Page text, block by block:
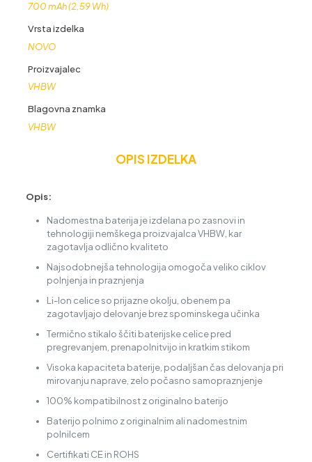
700 mAh (2,59 Wh)
Vrsta izdelka
NOVO
Proizvajalec
VHBW
Blagovna znamka
VHBW
OPIS IZDELKA
Opis:
Nadomestna baterija je izdelana po zasnovi in
tehnologiji nemškega proizvajalca VHBW, kar
zagotavlja odlično kvaliteto
Najsodobnejša tehnologija omogoča veliko ciklov
polnjenja in praznjenja
Li-Ion celice so prijazne okolju, obenem pa
zagotavljajo delovanje brez spominskega učinka
Termično stikalo ščiti baterijske celice pred
pregrevanjem, prenapolnitvijo in kratkim stikom
Visoka kapaciteta baterije, podaljšan čas delovanja pri
mirovanju naprave, zelo počasno samopraznjenje
100% kompatibilnost z originalno baterijo
Baterijo polnimo z originalnim ali nadomestnim
polnilcem
Certifikati CE in ROHS